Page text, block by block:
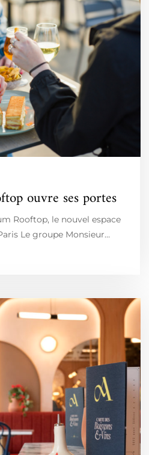
ouvre ses portes
Rooftop, le nouvel espace
Le groupe Monsieur…